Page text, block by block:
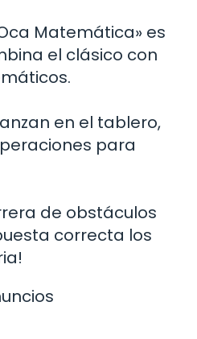
Matemática» es
el clásico con
en el tablero,
para
de obstáculos
correcta los